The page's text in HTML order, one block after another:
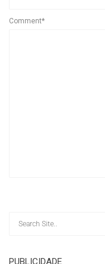
Comment*
PUBLICIDADE